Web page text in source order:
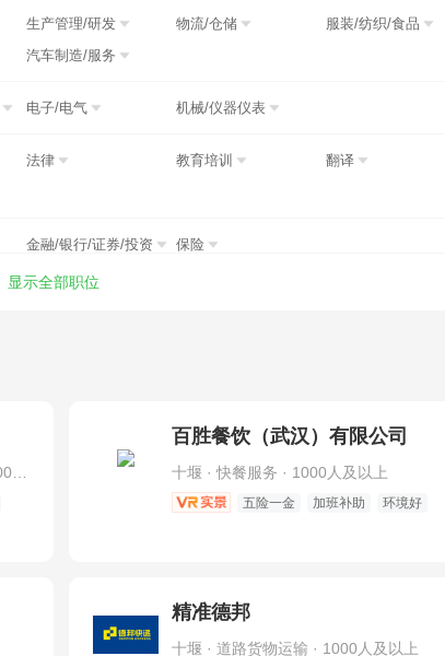
生产管理/研发 物流/仓储
服装/纺织/食品
汽车制造/服务
电子/电气 机械/仪器仪表
法律 教育培训
翻译
金融/银行/证券/投资 保险
显示全部职位
百胜餐饮（武汉）有限公司
十堰 · 快餐服务 · 1000人及以上
五险一金 加班补助 环境好
精准德邦
十堰 · 道路货物运输 · 1000人及以上